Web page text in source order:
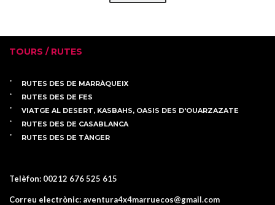
TOURS / RUTES
RUTES DES DE MARRÀQUEIX
RUTES DES DE FES
VIATGE AL DESERT, KASBAHS, OASIS DES D'OUARZAZATE
RUTES DES DE CASABLANCA
RUTES DES DE TÀNGER
Telèfon: 00212 676 525 615
Correu electrònic: aventura4x4marruecos@gmail.com